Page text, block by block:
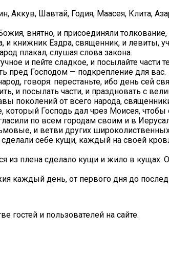
Аккув, Шавтай, Годия, Маасея, Клита,
внятно, и присоединяли
книжник Ездра, священник, и левиты,
плакал, слушая слова закона.
и пейте сладкое, и посылайте
пред Господом — подкрепление для вас.
говоря: перестаньте, ибо день сей
и посылать части, и праздновать с
поколений от всего народа,
который Господь дал чрез Моисея,
по всем городам своим и в
и ветви других
себе кущи, каждый на своей
из плена сделало кущи и жило в
каждый день, от первого дня до
гостей и пользователей на сайте.